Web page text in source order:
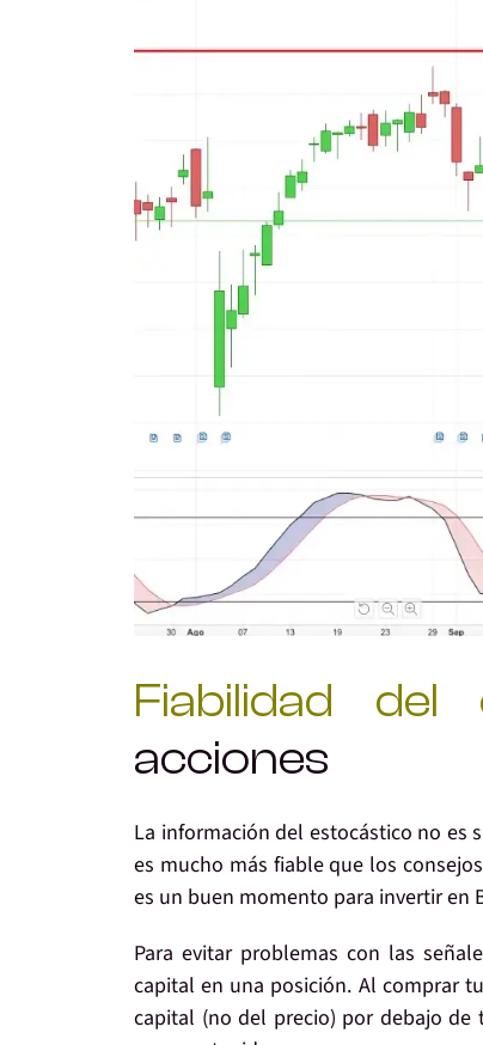
Fiabilidad del
acciones
La información del estocástico no es
es mucho más fiable que los
es un buen momento para invertir en
Para evitar problemas con las
capital en una posición. Al comprar
capital (no del precio) por debajo de